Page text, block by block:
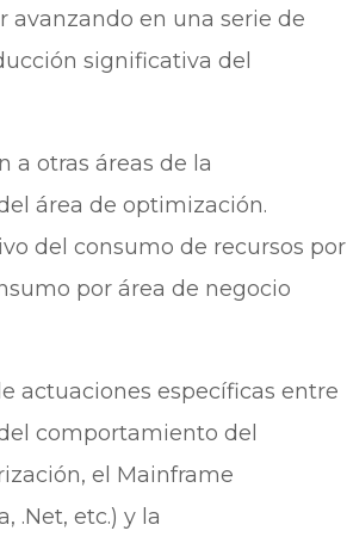
avanzando en una serie de
significativa del
a otras áreas de la
área de optimización.
del consumo de recursos por
por área de negocio
actuaciones específicas entre
comportamiento del
el Mainframe
.Net, etc.) y la